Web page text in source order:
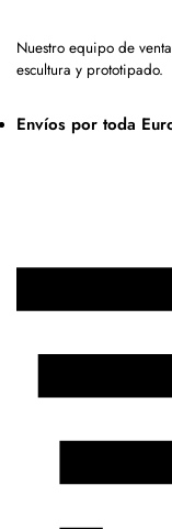
Nuestro equipo de
escultura y prototipado.
Envíos por toda